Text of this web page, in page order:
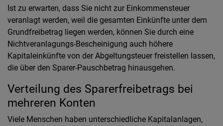
Ist zu erwarten, dass Sie nicht zur Einkommensteuer
veranlagt werden, weil die gesamten Einkünfte unter dem
Grundfreibetrag liegen werden, können Sie durch eine
Nichtveranlagungs-Bescheinigung auch höhere
Kapitaleinkünfte von der Abgeltungsteuer freistellen lassen,
die über den Sparer-Pauschbetrag hinausgehen.
Verteilung des Sparerfreibetrags bei
mehreren Konten
Viele Menschen haben unterschiedliche Kapitalanlagen,